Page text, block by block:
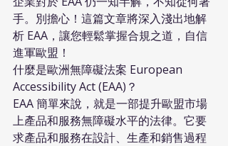
手。別擔心！這篇文章將深入淺出地解
析 EAA，讓您輕鬆掌握合規之道，自信
進軍歐盟！
什麼是歐洲無障礙法案 European
Accessibility Act (EAA)？
EAA 簡單來說，就是一部提升歐盟市場
上產品和服務無障礙水平的法律。它要
求產品和服務在設計、生產和銷售過程